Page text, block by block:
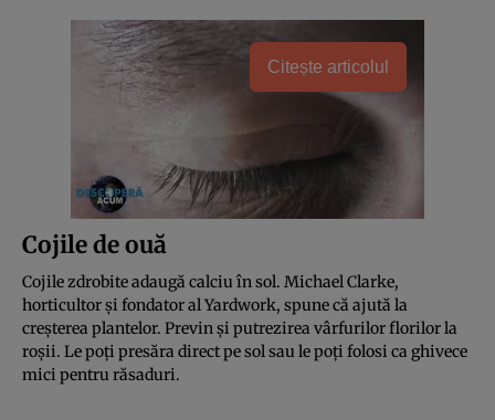
Citește articolul
Cojile de ouă
Cojile zdrobite adaugă calciu în sol. Michael Clarke,
horticultor și fondator al Yardwork, spune că ajută la
creșterea plantelor. Previn și putrezirea vârfurilor florilor la
roșii. Le poți presăra direct pe sol sau le poți folosi ca ghivece
mici pentru răsaduri.